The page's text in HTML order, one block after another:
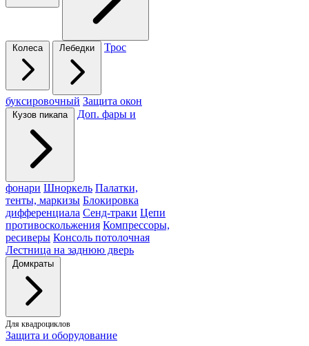
Колеса Лебедки Трос
буксировочный Защита окон
Кузов пикапа Доп. фары и
фонари Шноркель Палатки,
тенты, маркизы Блокировка
дифференциала Сенд-траки Цепи
противоскольжения Компрессоры,
ресиверы Консоль потолочная
Лестница на заднюю дверь
Домкраты
Для квадроциклов
Защита и оборудование